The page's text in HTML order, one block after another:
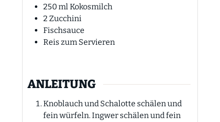
250ml Kokosmilch
2 Zucchini
Fischsauce
Reis zum Servieren
ANLEITUNG
Knoblauch und Schalotte schälen und
fein würfeln. Ingwer schälen und fein